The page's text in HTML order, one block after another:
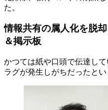
た。
情報共有の属人化を脱
＆掲示板
かつては紙や口頭で伝達し
ラグが発生しがちだったとい